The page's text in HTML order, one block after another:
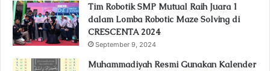
Tim Robotik SMP Mutual Raih Juara 1
dalam Lomba Robotic Maze Solving di
CRESCENTA 2024
September 9, 2024
Muhammadiyah Resmi Gunakan Kalender